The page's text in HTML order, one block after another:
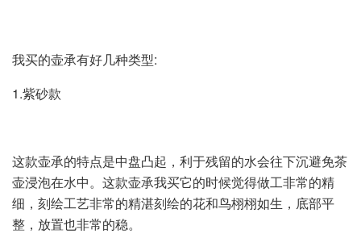
我买的壶承有好几种类型:
1.紫砂款
这款壶承的特点是中盘凸起，利于残留的水会往下沉避免茶
壶浸泡在水中。这款壶承我买它的时候觉得做工非常的精
细，刻绘工艺非常的精湛刻绘的花和鸟栩栩如生，底部平
整，放置也非常的稳。